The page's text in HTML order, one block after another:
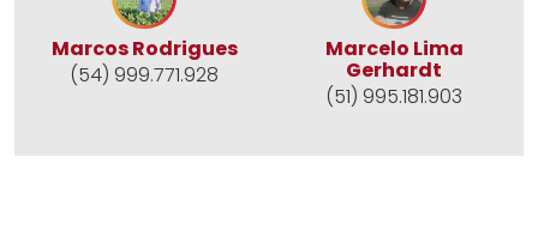
Marcos Rodrigues
(54) 999.771.928
Marcelo Lima
Gerhardt
(51) 995.181.903